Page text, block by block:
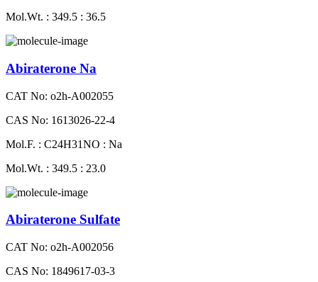
Mol.Wt. : 349.5 : 36.5
Abiraterone Na
CAT No: o2h-A002055
CAS No: 1613026-22-4
Mol.F. : C24H31NO : Na
Mol.Wt. : 349.5 : 23.0
Abiraterone Sulfate
CAT No: o2h-A002056
CAS No: 1849617-03-3